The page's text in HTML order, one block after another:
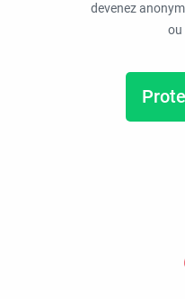
devenez
ou